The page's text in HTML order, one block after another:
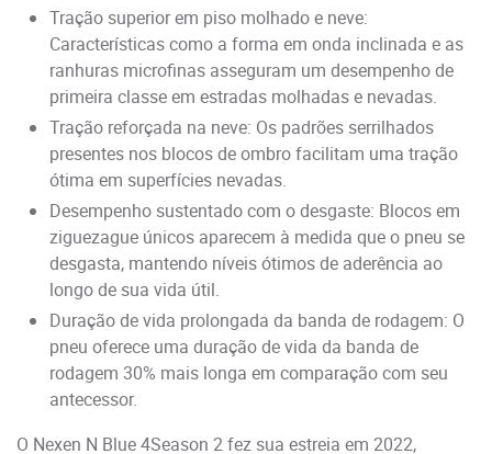
Tração superior em piso molhado e neve:
Características como a forma em onda inclinada e as
ranhuras microfinas asseguram um desempenho de
primeira classe em estradas molhadas e nevadas.
Tração reforçada na neve: Os padrões serrilhados
presentes nos blocos de ombro facilitam uma tração
ótima em superfícies nevadas.
Desempenho sustentado com o desgaste: Blocos em
ziguezague únicos aparecem à medida que o pneu se
desgasta, mantendo níveis ótimos de aderência ao
longo de sua vida útil.
Duração de vida prolongada da banda de rodagem: O
pneu oferece uma duração de vida da banda de
rodagem 30% mais longa em comparação com seu
antecessor.
O Nexen N Blue 4Season 2 fez sua estreia em 2022,